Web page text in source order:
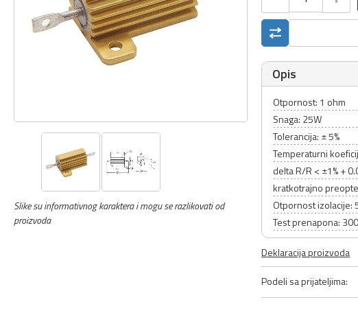
Slike su informativnog karaktera i mogu se razlikovati od
proizvoda
Opis
Otpornost: 1 ohm
Snaga: 25W
Tolerancija: ± 5%
Temperaturni
delta R/R < ±1% +
kratkotrajno
Otpornost izolacije:
Test prenapona:
Deklaracija proizvoda
Podeli sa prijateljima: